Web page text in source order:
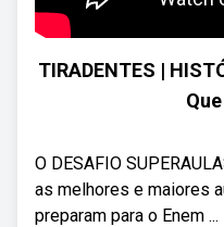
TIRADENTES |
O DESAFIO
as melhores e maiores
preparam para o Enem ...